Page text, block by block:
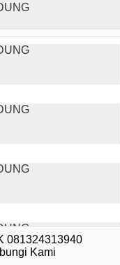
081324313940
Kami